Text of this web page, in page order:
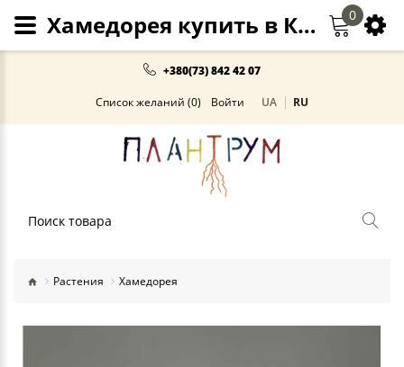
+380(73) 842 42 07
Список желаний (0) Войти UA RU
0
Растения Хамедорея
Хамедорея купить в Киеве и Украине